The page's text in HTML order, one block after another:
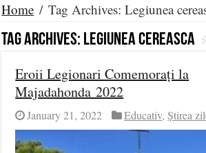
Home / Tag Archives: Legiunea
Tag Archives: Legiunea cereasca
Eroii Legionari Comemorați la
Majadahonda 2022
January 21, 2022 Educativ,Știrea